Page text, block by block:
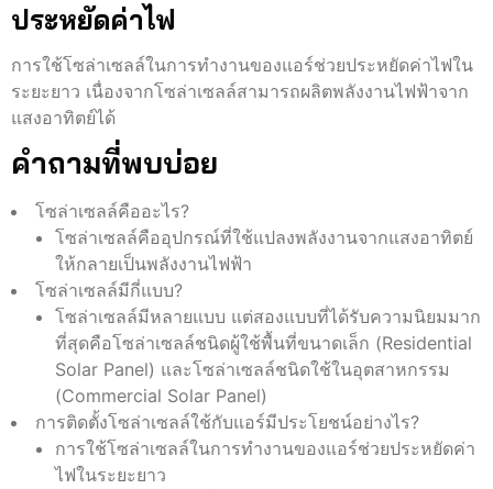
ประหยัดค่าไฟ
การใช้โซล่าเซลล์ในการทำงานของแอร์ช่วยประหยัดค่าไฟใน
ระยะยาว เนื่องจากโซล่าเซลล์สามารถผลิตพลังงานไฟฟ้าจาก
แสงอาทิตย์ได้
คำถามที่พบบ่อย
โซล่าเซลล์คืออะไร?
โซล่าเซลล์คืออุปกรณ์ที่ใช้แปลงพลังงานจากแสงอาทิตย์
ให้กลายเป็นพลังงานไฟฟ้า
โซล่าเซลล์มีกี่แบบ?
โซล่าเซลล์มีหลายแบบ แต่สองแบบที่ได้รับความนิยมมาก
ที่สุดคือโซล่าเซลล์ชนิดผู้ใช้พื้นที่ขนาดเล็ก (Residential
Solar Panel) และโซล่าเซลล์ชนิดใช้ในอุตสาหกรรม
(Commercial Solar Panel)
การติดตั้งโซล่าเซลล์ใช้กับแอร์มีประโยชน์อย่างไร?
การใช้โซล่าเซลล์ในการทำงานของแอร์ช่วยประหยัดค่า
ไฟในระยะยาว